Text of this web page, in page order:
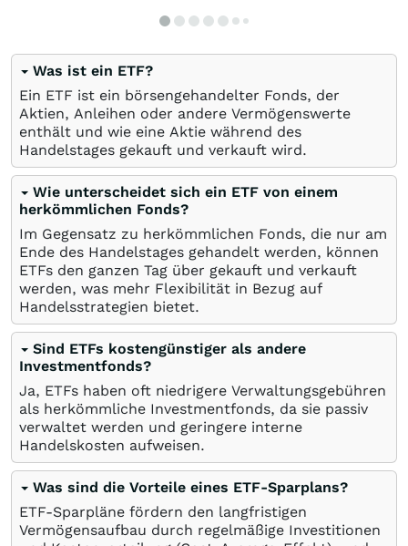
Was ist ein ETF?
Ein ETF ist ein börsengehandelter Fonds, der
Aktien, Anleihen oder andere Vermögenswerte
enthält und wie eine Aktie während des
Handelstages gekauft und verkauft wird.
Wie unterscheidet sich ein ETF von einem
herkömmlichen Fonds?
Im Gegensatz zu herkömmlichen Fonds, die nur am
Ende des Handelstages gehandelt werden, können
ETFs den ganzen Tag über gekauft und verkauft
werden, was mehr Flexibilität in Bezug auf
Handelsstrategien bietet.
Sind ETFs kostengünstiger als andere
Investmentfonds?
Ja, ETFs haben oft niedrigere Verwaltungsgebühren
als herkömmliche Investmentfonds, da sie passiv
verwaltet werden und geringere interne
Handelskosten aufweisen.
Was sind die Vorteile eines ETF-Sparplans?
ETF-Sparpläne fördern den langfristigen
Vermögensaufbau durch regelmäßige Investitionen